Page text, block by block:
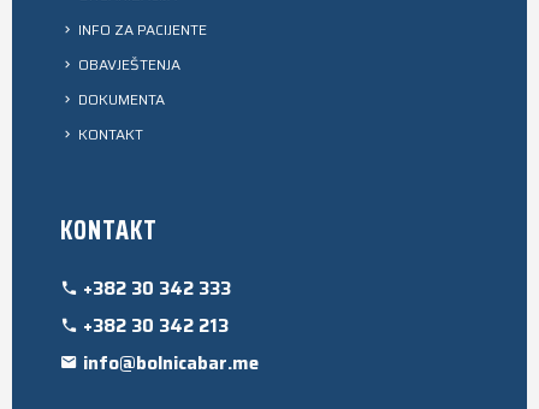
INFO ZA PACIJENTE
OBAVJEŠTENJA
DOKUMENTA
KONTAKT
KONTAKT
+382 30 342 333
+382 30 342 213
info@bolnicabar.me